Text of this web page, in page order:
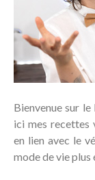
Bienvenue sur
ici mes recettes
en lien avec le
mode de vie